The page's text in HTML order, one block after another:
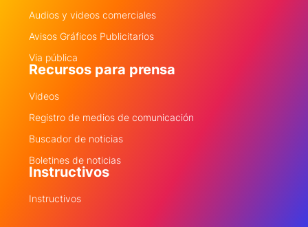
Audios y videos comerciales
Avisos Gráficos Publicitarios
Via pública
Recursos para prensa
Videos
Registro de medios de comunicación
Buscador de noticias
Boletines de noticias
Instructivos
Instructivos